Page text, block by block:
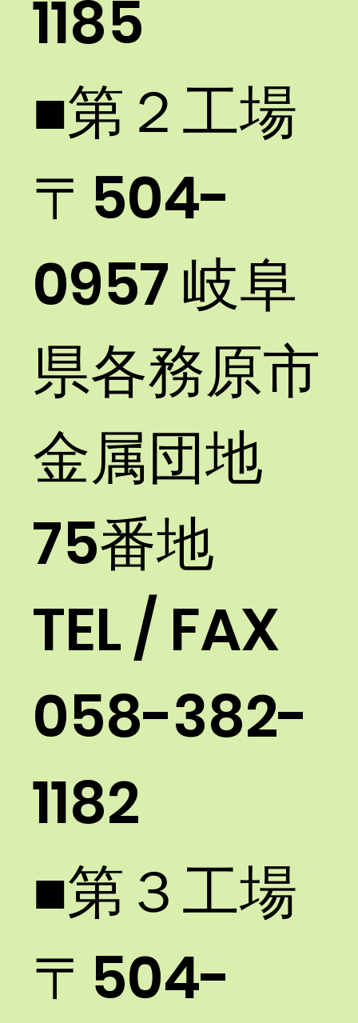
1185​
■第２工場 ​
〒504-
0957 岐阜
県各務原市
金属団地
75番地
TEL / FAX
058-382-
1182​
■第３工場 ​
〒504-